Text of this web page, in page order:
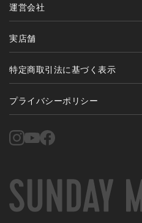
運営会社
実店舗
特定商取引法に基づく表示
プライバシーポリシー